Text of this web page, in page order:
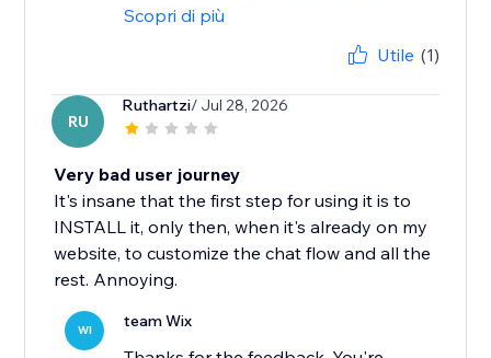
Scopri di più
Utile (1)
RU
Ruthartzi/ Jul 28, 2026
Very bad user journey
It's insane that the first step for using it is to
INSTALL it, only then, when it's already on my
website, to customize the chat flow and all the
rest. Annoying.
WI team Wix